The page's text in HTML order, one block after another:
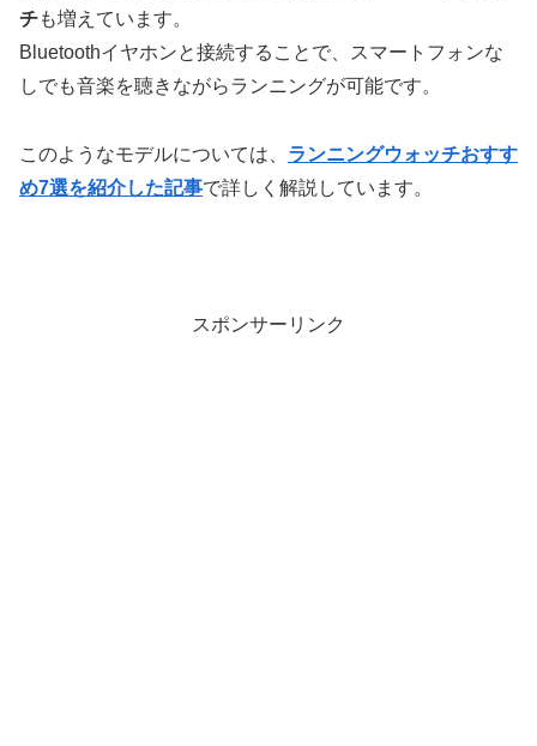
チも増えています。
Bluetoothイヤホンと接続することで、スマートフォンな
しでも音楽を聴きながらランニングが可能です。
このようなモデルについては、 ランニングウォッチおすす
め7選を紹介した記事で詳しく解説しています。
スポンサーリンク